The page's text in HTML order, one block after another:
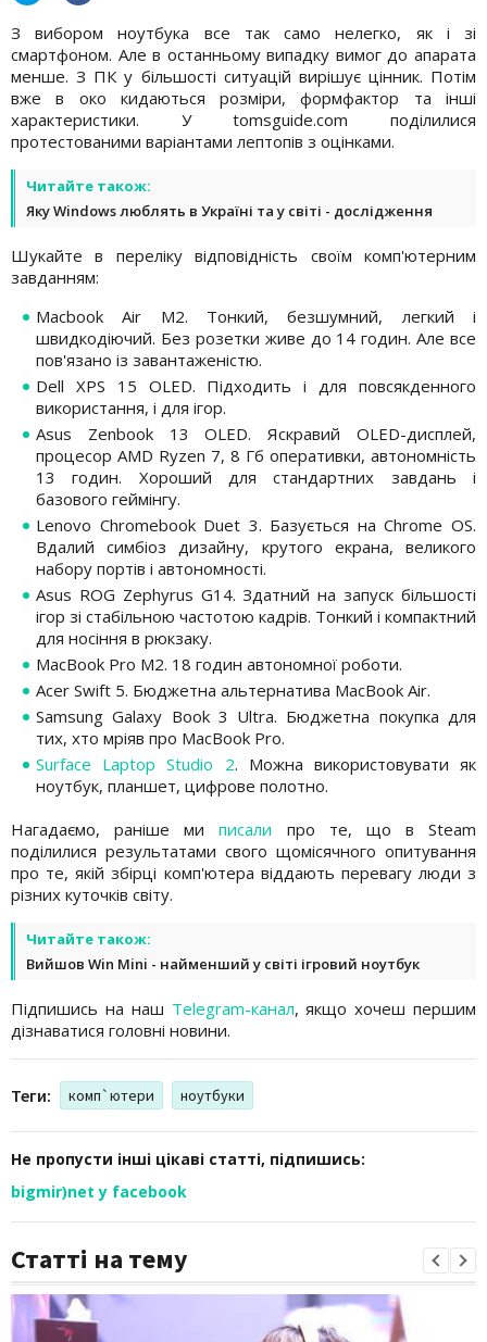
З вибором ноутбука все так само нелегко, як і зі
смартфоном. Але в останньому випадку вимог до апарата
менше. З ПК у більшості ситуацій вирішує цінник. Потім
вже в око кидаються розміри, формфактор та інші
характеристики. У tomsguide.com поділилися
протестованими варіантами лептопів з оцінками.
Читайте також:
Яку Windows люблять в Україні та у світі - дослідження
Шукайте в переліку відповідність своїм комп'ютерним
завданням:
Macbook Air M2. Тонкий, безшумний, легкий і
швидкодіючий. Без розетки живе до 14 годин. Але все
пов'язано із завантаженістю.
Dell XPS 15 OLED. Підходить і для повсякденного
використання, і для ігор.
Asus Zenbook 13 OLED. Яскравий OLED-дисплей,
процесор AMD Ryzen 7, 8 Гб оперативки, автономність
13 годин. Хороший для стандартних завдань і
базового геймінгу.
Lenovo Chromebook Duet 3. Базується на Chrome OS.
Вдалий симбіоз дизайну, крутого екрана, великого
набору портів і автономності.
Asus ROG Zephyrus G14. Здатний на запуск більшості
ігор зі стабільною частотою кадрів. Тонкий і компактний
для носіння в рюкзаку.
MacBook Pro M2. 18 годин автономної роботи.
Acer Swift 5. Бюджетна альтернатива MacBook Air.
Samsung Galaxy Book 3 Ultra. Бюджетна покупка для
тих, хто мріяв про MacBook Pro.
Surface Laptop Studio 2. Можна використовувати як
ноутбук, планшет, цифрове полотно.
Нагадаємо, раніше миписали про те, що в Steam
поділилися результатами свого щомісячного опитування
про те, якій збірці комп'ютера віддають перевагу люди з
різних куточків світу.
Читайте також:
Вийшов Win Mini - найменший у світі ігровий ноутбук
Підпишись на наш Telegram-канал, якщо хочеш першим
дізнаватися головні новини.
Теги: комп`ютери ноутбуки
Не пропусти інші цікаві статті, підпишись:
bigmir)net у facebook
Статті на тему